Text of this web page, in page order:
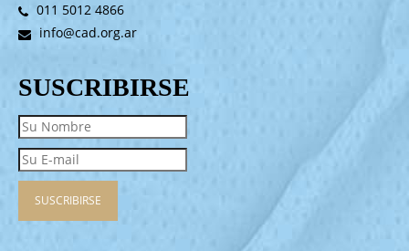
011 5012 4866
info@cad.org.ar
SUSCRIBIRSE